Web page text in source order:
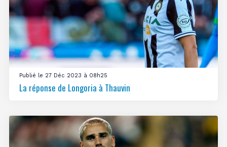
Publié le 27 Déc 2023 à 08h25
La réponse de Longoria à Thauvin